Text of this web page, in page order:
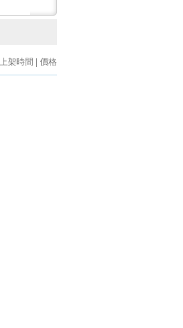
上架時間 價格